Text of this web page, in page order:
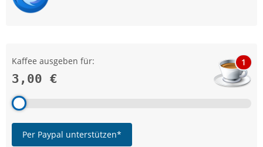
Kaffee ausgeben für:
3,00 €
1
Per Paypal unterstützen*